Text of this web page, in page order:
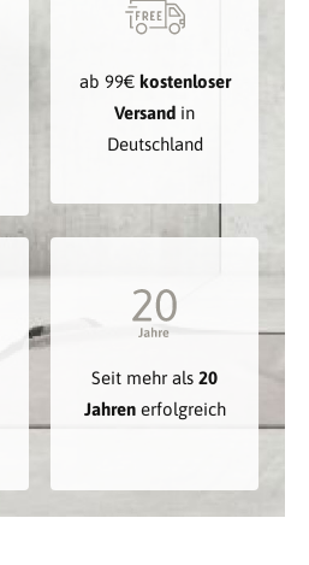
ab 99€ kostenloser
Versand in
Deutschland
Seit mehr als 20
Jahrenerfolgreich